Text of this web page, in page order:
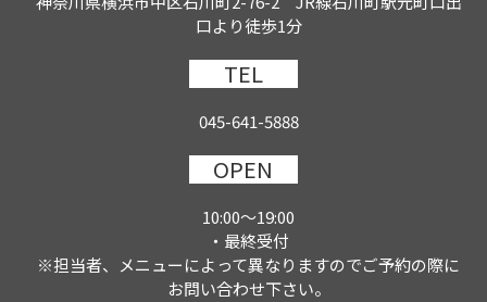
口より徒歩1分
TEL
045-641-5888
OPEN
10:00～19:00
・最終受付
※担当者、メニューによって異なりますのでご予約の際に
お問い合わせ下さい。